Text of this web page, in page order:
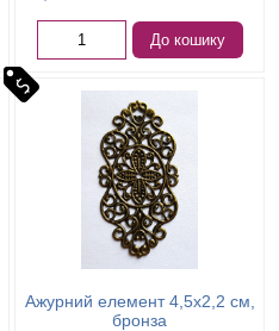
До кошику
Ажурний елемент 4,5х2,2 см,
бронза